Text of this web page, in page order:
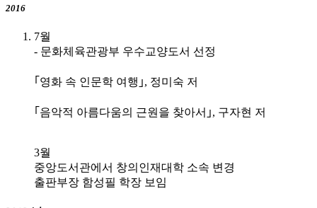
2016
7월
- 문화체육관광부 우수교양도서 선정
｢영화 속 인문학 여행｣, 정미숙 저
｢음악적 아름다움의 근원을 찾아서｣, 구자현 저
3월
중앙도서관에서 창의인재대학 소속 변경
출판부장 함성필 학장 보임